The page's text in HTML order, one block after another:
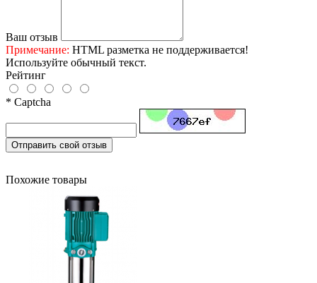
Ваш отзыв
Примечание: HTML разметка не поддерживается!
Используйте обычный текст.
Рейтинг
* Captcha
Отправить свой отзыв
Похожие товары